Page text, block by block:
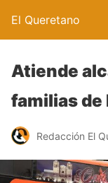
El Queretano
Atiende
familias de
Redacción El